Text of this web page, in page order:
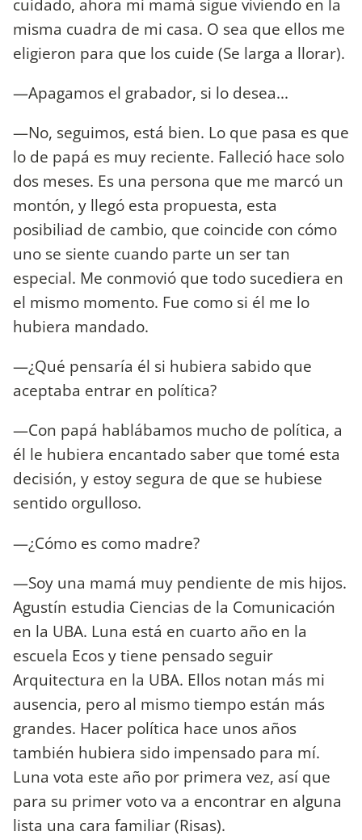
misma cuadra de mi casa. O sea que ellos me
eligieron para que los cuide (Se larga a llorar).
—Apagamos el grabador, si lo desea...
—No, seguimos, está bien. Lo que pasa es que
lo de papá es muy reciente. Falleció hace solo
dos meses. Es una persona que me marcó un
montón, y llegó esta propuesta, esta
posibiliad de cambio, que coincide con cómo
uno se siente cuando parte un ser tan
especial. Me conmovió que todo sucediera en
el mismo momento. Fue como si él me lo
hubiera mandado.
—¿Qué pensaría él si hubiera sabido que
aceptaba entrar en política?
—Con papá hablábamos mucho de política, a
él le hubiera encantado saber que tomé esta
decisión, y estoy segura de que se hubiese
sentido orgulloso.
—¿Cómo es como madre?
—Soy una mamá muy pendiente de mis hijos.
Agustín estudia Ciencias de la Comunicación
en la UBA. Luna está en cuarto año en la
escuela Ecos y tiene pensado seguir
Arquitectura en la UBA. Ellos notan más mi
ausencia, pero al mismo tiempo están más
grandes. Hacer política hace unos años
también hubiera sido impensado para mí.
Luna vota este año por primera vez, así que
para su primer voto va a encontrar en alguna
lista una cara familiar (Risas).